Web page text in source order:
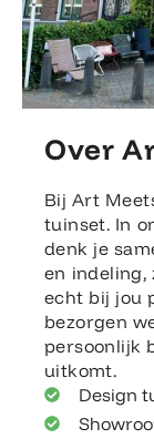
Over
Bij Art
tuinset. In
denk je
en indeling,
echt bij jou
bezorgen
persoonlijk
uitkomt.
Design